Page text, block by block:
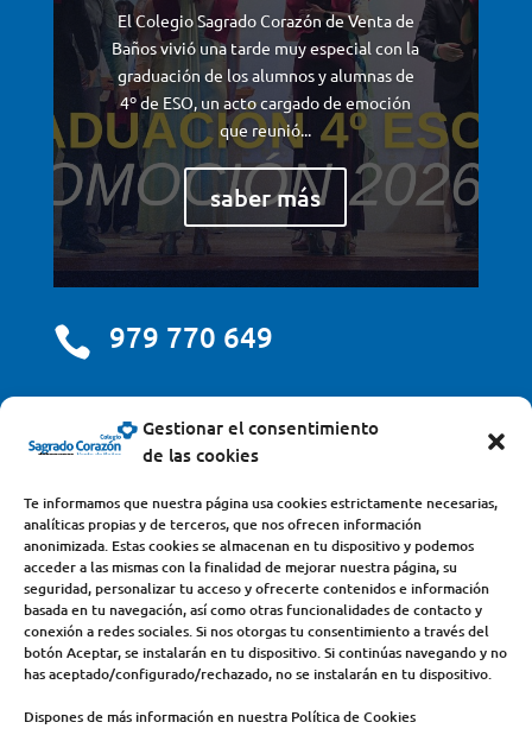
Gestionar el consentimiento
de las cookies
Te informamos que nuestra página usa cookies estrictamente necesarias,
analíticas propias y de terceros, que nos ofrecen información
anonimizada. Estas cookies se almacenan en tu dispositivo y podemos
acceder a las mismas con la finalidad de mejorar nuestra página, su
seguridad, personalizar tu acceso y ofrecerte contenidos e información
basada en tu navegación, así como otras funcionalidades de contacto y
conexión a redes sociales. Si nos otorgas tu consentimiento a través del
botón Aceptar, se instalarán en tu dispositivo. Si continúas navegando y no
has aceptado/configurado/rechazado, no se instalarán en tu dispositivo.
Dispones de más información en nuestra Política de Cookies
El Colegio Sagrado Corazón de Venta de
Baños vivió una tarde muy especial con la
graduación de los alumnos y alumnas de
4º de ESO, un acto cargado de emoción
que reunió...
saber más
 979 770 649
centro@scjdehon.com
Colegio y Seminario Sagrado Corazón
Avda. Castilla y León, s/n – 34200 – Venta de Baños
(Palencia) – Teléfono 979770649